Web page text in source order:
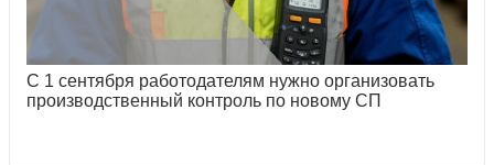
С 1 сентября работодателям нужно организовать
производственный контроль по новому СП